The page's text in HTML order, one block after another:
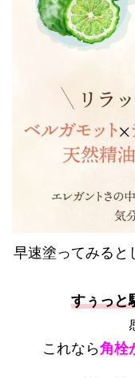
早速塗ってみると
すぅっと
これなら角栓